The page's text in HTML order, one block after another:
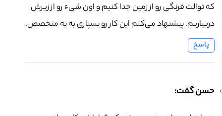
که توالت فرنگی رو از زمین جدا کنیم و اون شیء رو از زیرش
دربیاریم. پیشنهاد می‌کنم این کار رو بسپاری به یه متخصص.
پاسخ
حسن گفت: